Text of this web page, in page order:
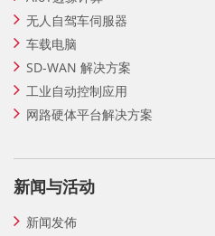
无人自驾车伺服器
车载电脑
SD-WAN 解决方案
工业自动控制应用
网路硬体平台解决方案
新闻与活动
新闻发佈